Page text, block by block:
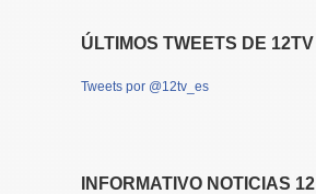
ÚLTIMOS TWEETS DE 12TV
Tweets por @12tv_es
INFORMATIVO NOTICIAS 12